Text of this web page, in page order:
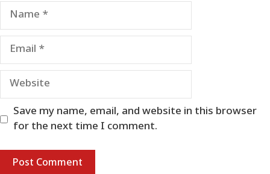
Name
Email
Website
Save my name, email, and website in this browser
for the next time I comment.